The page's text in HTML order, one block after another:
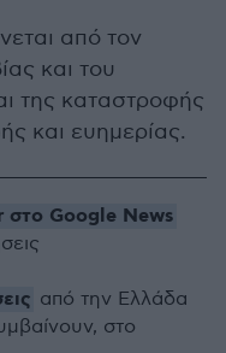
από τον
και του
της καταστροφής
και ευημερίας.
Google News
από την Ελλάδα
στο